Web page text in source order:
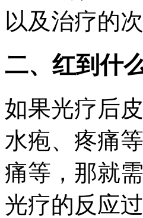
以及治疗的
二、红到什
如果光疗后
水疱、疼痛
痛等，那就
光疗的反应